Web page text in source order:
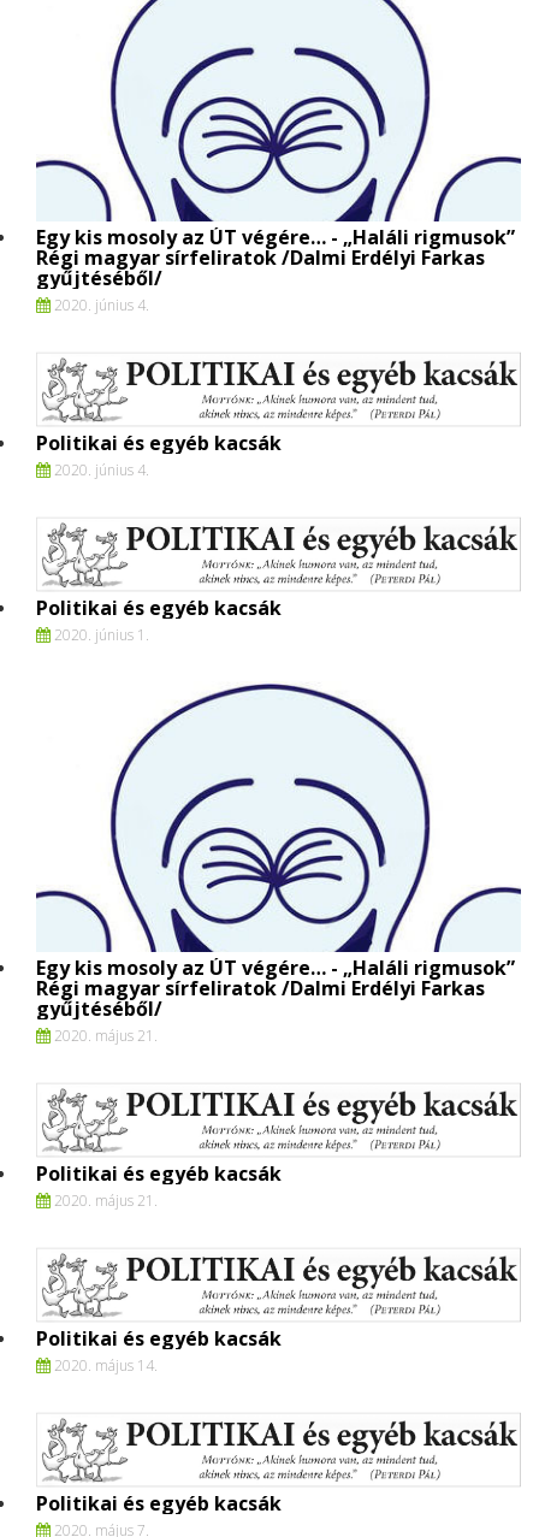
Egy kis mosoly az ÚT végére… - „Haláli rigmusok”
Régi magyar sírfeliratok /Dalmi Erdélyi Farkas
gyűjtéséből/
2020. június 4.
Politikai és egyéb kacsák
2020. június 4.
Politikai és egyéb kacsák
2020. június 1.
Egy kis mosoly az ÚT végére… - „Haláli rigmusok”
Régi magyar sírfeliratok /Dalmi Erdélyi Farkas
gyűjtéséből/
2020. május 21.
Politikai és egyéb kacsák
2020. május 21.
Politikai és egyéb kacsák
2020. május 14.
Politikai és egyéb kacsák
2020. május 7.